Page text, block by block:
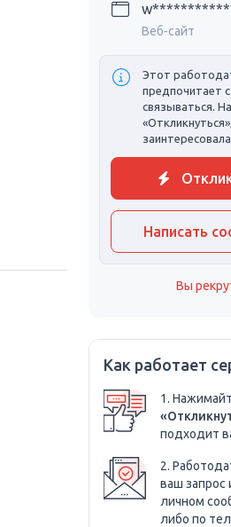
Веб-сайт
Этот
предпочитает
связываться.
Написать
Вы
Как работает
1.
подходит
2.
ваш запрос
личном
либо по